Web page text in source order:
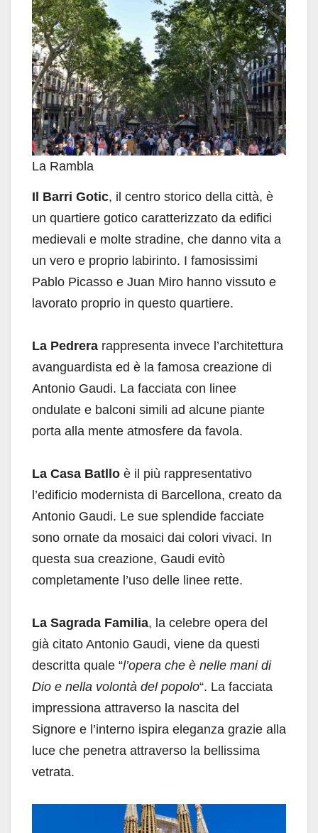
La Rambla
Il Barri Gotic, il centro storico della città, è
un quartiere gotico caratterizzato da edifici
medievali e molte stradine, che danno vita a
un vero e proprio labirinto. I famosissimi
Pablo Picasso e Juan Miro hanno vissuto e
lavorato proprio in questo quartiere.
La Pedrera rappresenta invece l’architettura
avanguardista ed è la famosa creazione di
Antonio Gaudi. La facciata con linee
ondulate e balconi simili ad alcune piante
porta alla mente atmosfere da favola.
La Casa Batllo è il più rappresentativo
l’edificio modernista di Barcellona, creato da
Antonio Gaudi. Le sue splendide facciate
sono ornate da mosaici dai colori vivaci. In
questa sua creazione, Gaudi evitò
completamente l’uso delle linee rette.
La Sagrada Familia, la celebre opera del
già citato Antonio Gaudi, viene da questi
descritta quale “l’opera che è nelle mani di
Dio e nella volontà del popolo“. La facciata
impressiona attraverso la nascita del
Signore e l’interno ispira eleganza grazie alla
luce che penetra attraverso la bellissima
vetrata.